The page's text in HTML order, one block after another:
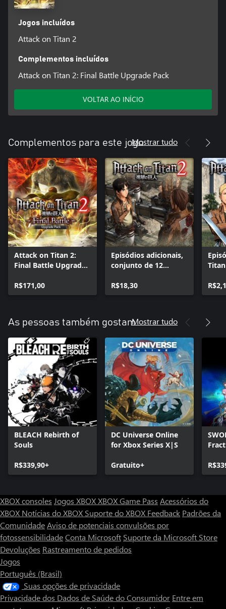
Jogos incluídos
Attack on Titan 2
Complementos incluídos
Attack on Titan 2: Final Battle Upgrade Pack
VOLTAR AO INÍCIO
Complementos para este jogoMostrar tudo
Attack on Titan 2:
Final Battle Upgrade
R$171,00
Episódios adicionais,
conjunto de 12
R$18,30
As pessoas também gostamMostrar tudo
BLEACH Rebirth of
Souls
R$339,90+
DC Universe Online
for Xbox Series X|S
Gratuito+
XBOX consoles Jogos XBOXXBOX Game Pass Acessórios do
XBOX Notícias do XBOX Suporte do XBOX Feedback Padrões da
ComunidadeAviso de potenciais convulsões por
fotossensibilidadeConta Microsoft Suporte da Microsoft Store
Devoluções Rastreamento de pedidos
Jogos
Português (Brasil)
Suas opções de privacidade
Privacidade dos Dados de Saúde do Consumidor Entre em